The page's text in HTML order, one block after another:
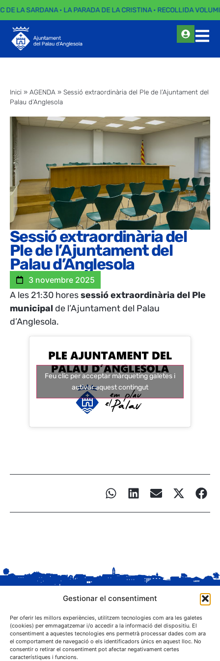
Gestionar el consentiment
Per oferir les millors experiències, utilitzem tecnologies com ara les galetes
(cookies) per emmagatzemar i/o accedir a la informació del dispositiu. El
consentiment a aquestes tecnologies ens permetrà processar dades com ara
el comportament de navegació o els identificadors únics en aquest lloc. No
consentir o retirar el consentiment pot afectar negativament certes
característiques i funcions.
DE LA SARDANA · LA PARADA DE LA CRISTINA · RECOLLIDA
Inici » AGENDA » Sessió extraordinària del Ple de l’Ajuntament del
Palau d’Anglesola
Sessió extraordinària del
Ple de l’Ajuntament del
Palau d’Anglesola
3 novembre 2025
A les 21:30 horessessió extraordinària del Ple
municipal de l’Ajuntament del Palau
d’Anglesola.
Feu clic per acceptar màrqueting galetes i
activar aquest contingut
C. Sant Josep, 1
25243 El Palau d'Anglesola (Pla d'Urgell)